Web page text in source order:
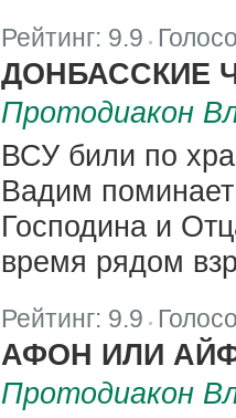
Рейтинг: 9.9
ДОНБАССКИЕ
Протодиакон
ВСУ били по
Вадим
Господина и
время рядом
Рейтинг: 9.9
АФОН ИЛИ
Протодиакон